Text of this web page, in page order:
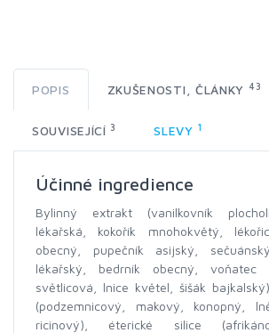
POPIS ZKUŠENOSTI, ČLÁNKY 43
SOUVISEJÍCÍ 3 SLEVY 1
Účinné ingredience
Bylinný extrakt (vanilkovník
lékařská, kokořík mnohokvětý,
obecný, pupečník asijský,
lékařský, bedrník obecný, voňatec
světlicová, lnice květel, šišák
(podzemnicový, makový, konopný,
ricinový), éterické silice